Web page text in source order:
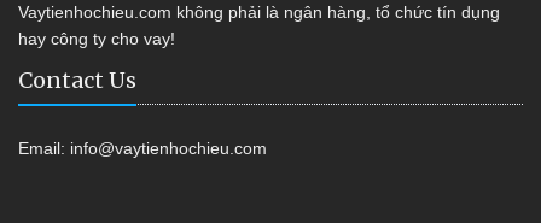
Vaytienhochieu.com không phải là ngân hàng, tổ chức tín dụng
hay công ty cho vay!
Contact Us
Email: info@vaytienhochieu.com